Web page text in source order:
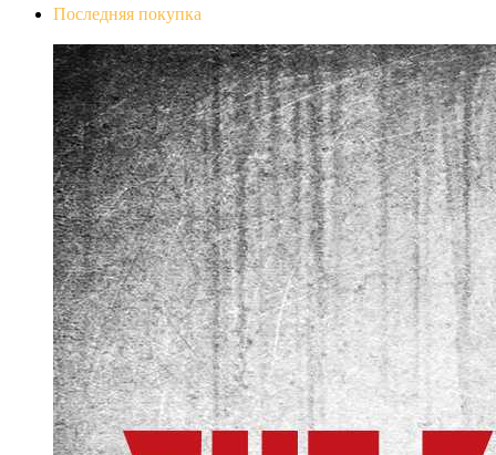
Последняя покупка